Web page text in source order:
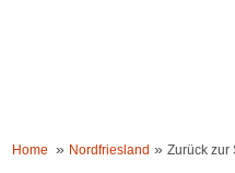
Home » Nordfriesland » Zurück zur